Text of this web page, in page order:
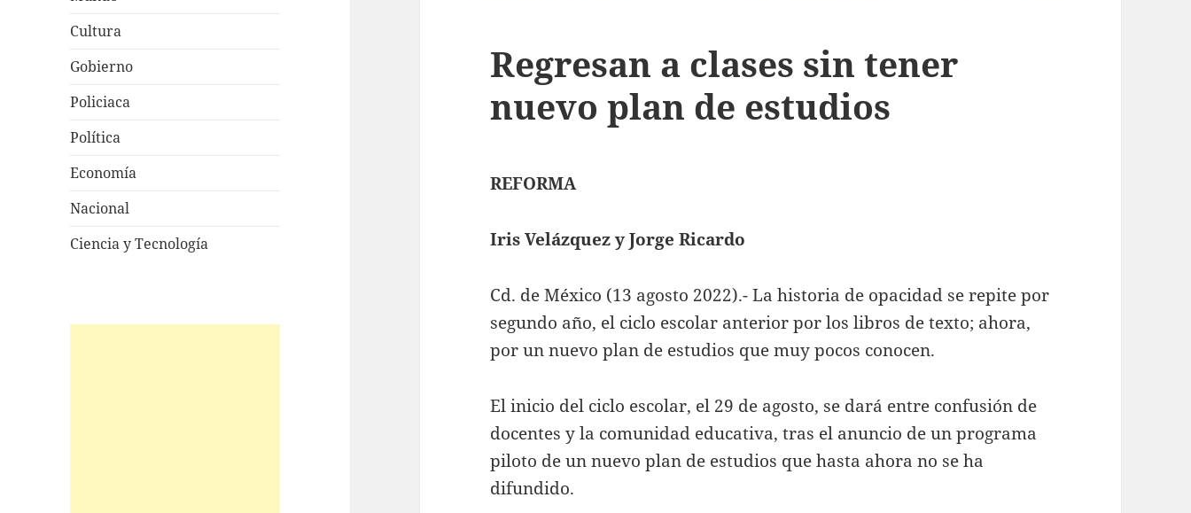
Cultura
Gobierno
Policiaca
Política
Economía
Nacional
Ciencia y Tecnología
Regresan a clases sin tener
nuevo plan de estudios
REFORMA
Iris Velázquez y Jorge Ricardo
Cd. de México (13 agosto 2022).- La historia de opacidad se repite por
segundo año, el ciclo escolar anterior por los libros de texto; ahora,
por un nuevo plan de estudios que muy pocos conocen.
El inicio del ciclo escolar, el 29 de agosto, se dará entre confusión de
docentes y la comunidad educativa, tras el anuncio de un programa
piloto de un nuevo plan de estudios que hasta ahora no se ha
difundido.